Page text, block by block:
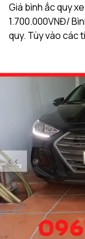
Giá bình ắc quy
1.700.000VNĐ/
quy. Tùy vào các
<<